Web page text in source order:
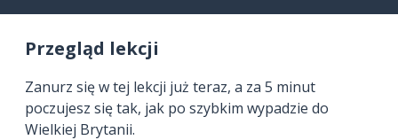
Przegląd lekcji
Zanurz się w tej lekcji już teraz, a za 5 minut
poczujesz się tak, jak po szybkim wypadzie do
Wielkiej Brytanii.